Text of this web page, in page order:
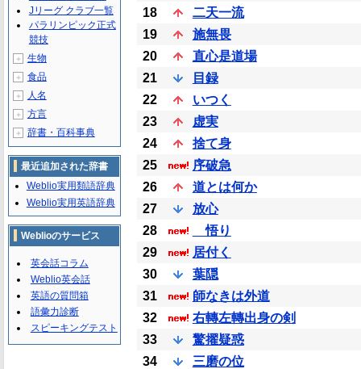
18
二天一流
19
施無畏
20
直心是道場
21
目録
22
いつく
23
虚実
24
捨て身
25
序破急
26
道とは何か
27
放心
28
悟り
29
居付く
30
葉隠
31
師なきは外道
32
右轉左轉出身の剣
33
驚擢疑惑
34
三磨の位
Jリーグ クラブ一覧
パラリンピック正式
競技
＋ 生物
＋ 食品
＋ 人名
＋ 方言
＋ 辞書・百科事典
最近追加された辞書
Weblio実用類語辞典
Weblio実用英語辞典
Weblioのサービス
英会話コラム
Weblio英会話
英語の質問箱
語彙力診断
スピーキングテスト